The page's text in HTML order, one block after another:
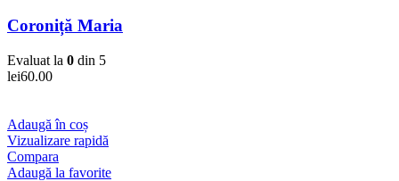
Coroniță Maria
Evaluat la 0 din 5
lei60.00
Adaugă în coș
Vizualizare rapidă
Compara
Adaugă la favorite